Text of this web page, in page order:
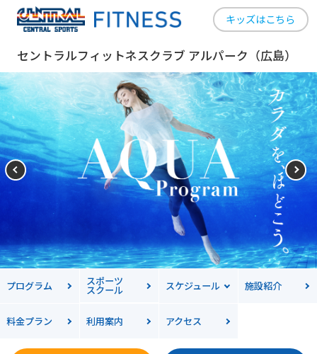
キッズはこちら
セントラルフィットネスクラブ アルパーク（広島）
プログラム スポーツ
スクール スケジュール 施設紹介
料金プラン 利用案内 アクセス